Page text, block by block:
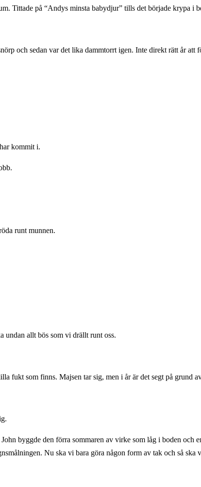
Tittade på “Andys minsta babydjur” tills det började krypa i
och sedan var det lika dammtorrt igen. Inte direkt rätt år att
kommit i.
runt munnen.
undan allt bös som vi drällt runt oss.
fukt som finns. Majsen tar sig, men i år är det segt på grund
byggde den förra sommaren av virke som låg i boden och
Nu ska vi bara göra någon form av tak och så ska